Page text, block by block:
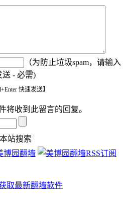
（为防止垃圾spam，请输入
- 必需)
快速发送】
将收到此留言的回复。
本站搜索
取最新翻墙软件